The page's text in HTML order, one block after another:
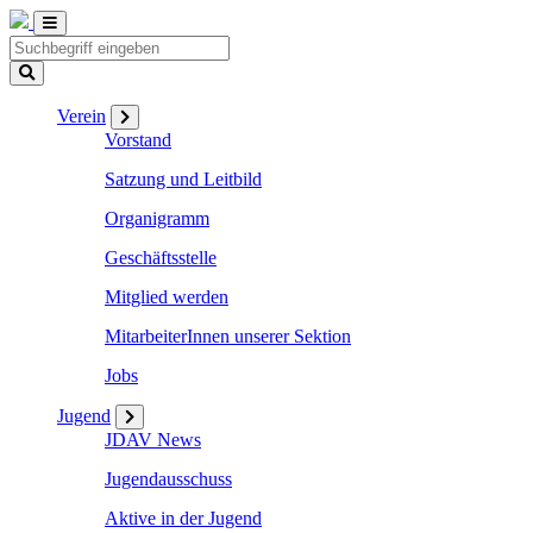
Verein
Vorstand
Satzung und Leitbild
Organigramm
Geschäftsstelle
Mitglied werden
MitarbeiterInnen unserer Sektion
Jobs
Jugend
JDAV News
Jugendausschuss
Aktive in der Jugend